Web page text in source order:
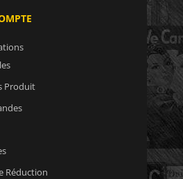
Produit
Réduction